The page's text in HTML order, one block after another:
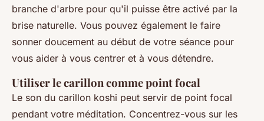
branche d'arbre pour qu'il puisse être activé par la
brise naturelle. Vous pouvez également le faire
sonner doucement au début de votre séance pour
vous aider à vous centrer et à vous détendre.
Utiliser le carillon comme point focal
Le son du carillon koshi peut servir de point focal
pendant votre méditation. Concentrez-vous sur les